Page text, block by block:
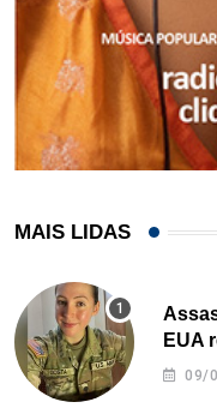
MAIS LIDAS
EUA
09/